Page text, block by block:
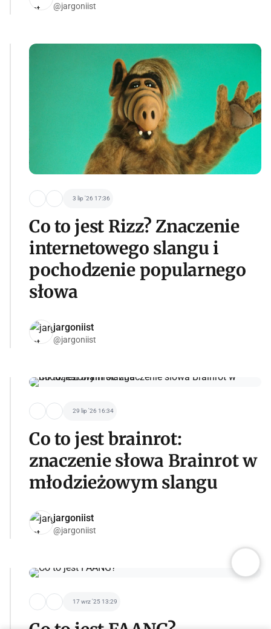
@jargoniist
3 lip '26 17:36
Co to jest Rizz? Znaczenie
internetowego slangu i
pochodzenie popularnego
słowa
jargoniist
@jargoniist
29 lip '26 16:34
Co to jest brainrot:
znaczenie słowa Brainrot w
młodzieżowym slangu
jargoniist
@jargoniist
17 wrz '25 13:29